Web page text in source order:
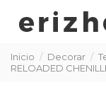
Inicio Decorar
RELOADED